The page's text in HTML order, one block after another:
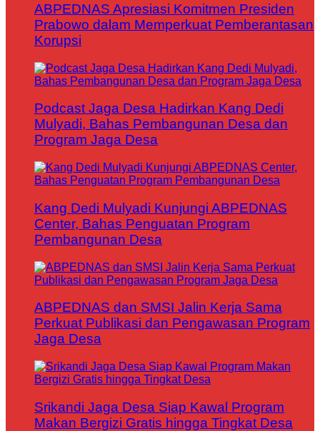
ABPEDNAS Apresiasi Komitmen Presiden
Prabowo dalam Memperkuat Pemberantasan
Korupsi
Podcast Jaga Desa Hadirkan Kang Dedi
Mulyadi, Bahas Pembangunan Desa dan
Program Jaga Desa
Kang Dedi Mulyadi Kunjungi ABPEDNAS
Center, Bahas Penguatan Program
Pembangunan Desa
ABPEDNAS dan SMSI Jalin Kerja Sama
Perkuat Publikasi dan Pengawasan Program
Jaga Desa
Srikandi Jaga Desa Siap Kawal Program
Makan Bergizi Gratis hingga Tingkat Desa